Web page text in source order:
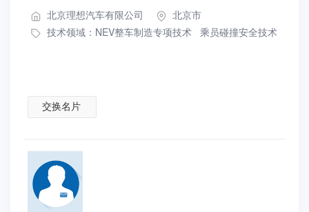
北京理想汽车有限公司
北京市
技术领域： NEV整车制造专项技术 乘员碰撞安全技术
交换名片